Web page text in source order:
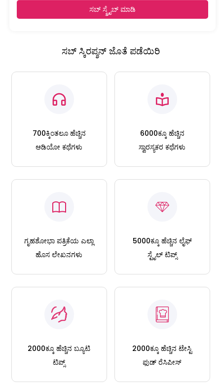
ಸಬ್ ಸ್ಕ್ರೈಬ್ ಮಾಡಿ
ಸಬ್ ಸ್ಕಿರಪ್ಶನ್ ಜೊತೆ ಪಡೆಯಿರಿ
700ಕ್ಕಿಂತಲೂ ಹೆಚ್ಚಿನ
ಆಡಿಯೋ ಕಥೆಗಳು
6000ಕ್ಕೂ ಹೆಚ್ಚಿನ
ಸ್ವಾರಸ್ಯಕರ ಕಥೆಗಳು
ಗೃಹಶೋಭಾ ಪತ್ರಿಕೆಯ ಎಲ್ಲಾ
ಹೊಸ ಲೇಖನಗಳು
5000ಕ್ಕೂ ಹೆಚ್ಚಿನ ಲೈಫ್
ಸ್ಟೈಲ್ ಟಿಪ್ಸ್
2000ಕ್ಕೂ ಹೆಚ್ಚಿನ ಬ್ಯೂಟಿ
ಟಿಪ್ಸ್
2000ಕ್ಕೂ ಹೆಚ್ಚಿನ ಟೇಸ್ಟಿ
ಫುಡ್ ರೆಸಿಪೀಸ್